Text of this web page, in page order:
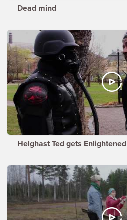
Dead mind
Helghast Ted gets Enlightened